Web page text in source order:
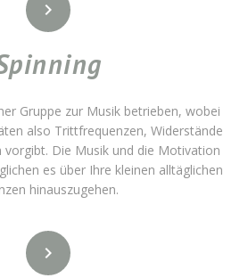


Gruppe zur Musik betrieben, wobei
also Trittfrequenzen, Widerstände
vorgibt. Die Musik und die Motivation
es über Ihre kleinen alltäglichen
hinauszugehen.

